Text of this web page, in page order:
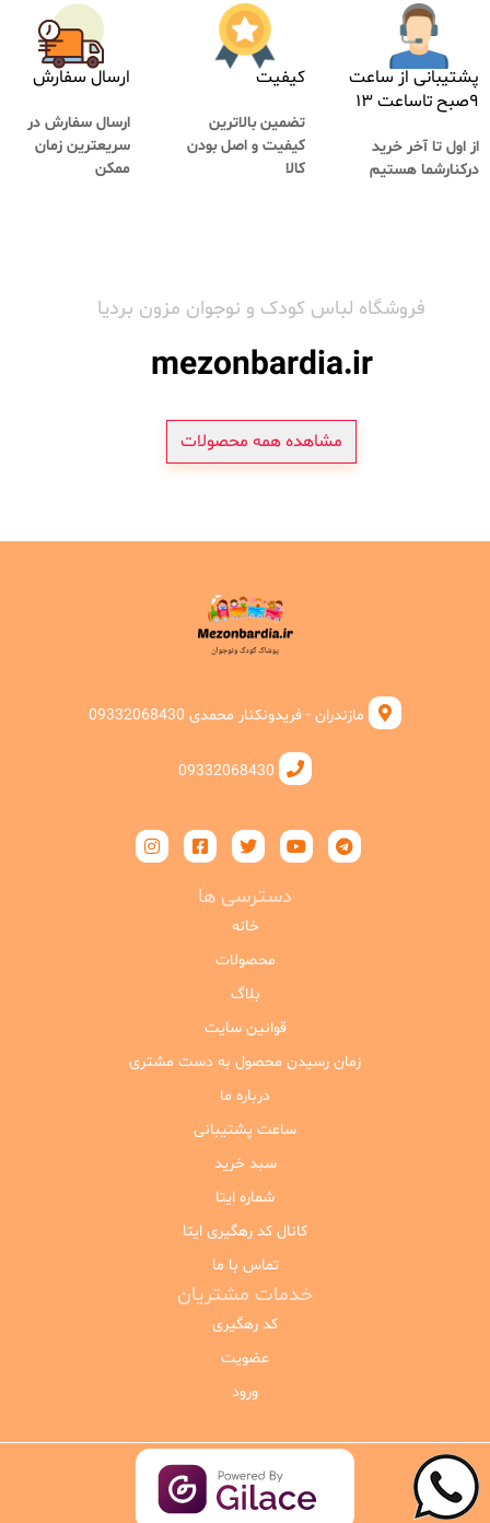
پشتیبانی از ساعت
۹صبح تاساعت ۱۳
از اول تا آخر خرید
درکنارشما هستیم
کیفیت
تضمین بالاترین
کیفیت و اصل بودن
کالا
ارسال سفارش
ارسال سفارش در
سریعترین زمان
ممکن
فروشگاه لباس کودک و نوجوان مزون بردیا
mezonbardia.ir
مشاهده همه محصولات
مازندران - فریدونکنار محمدی 09332068430
09332068430
دسترسی ها
خانه
محصولات
بلاگ
قوانین سایت
زمان رسیدن محصول به دست مشتری
درباره ما
ساعت پشتیبانی
سبد خرید
شماره ایتا
کانال کد رهگیری ایتا
تماس با ما
خدمات مشتریان
کد رهگیری
عضویت
ورود